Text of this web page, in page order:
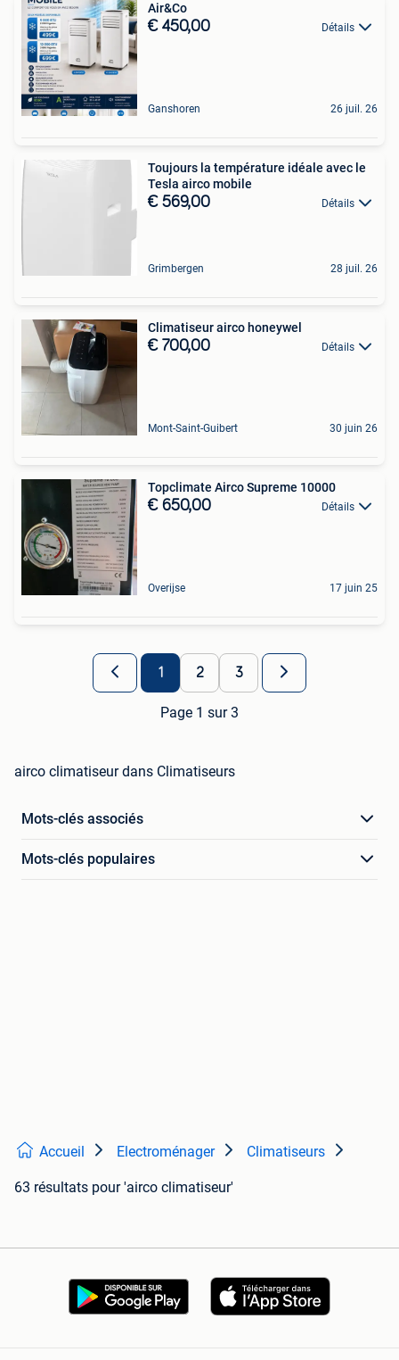
Air&Co
€ 450,00 Détails
Ganshoren 26 juil. 26
Toujours la température idéale avec le
Tesla airco mobile
€ 569,00 Détails
Grimbergen 28 juil. 26
Climatiseur airco honeywel
€ 700,00 Détails
Mont-Saint-Guibert 30 juin 26
Topclimate Airco Supreme 10000
€ 650,00 Détails
Overijse 17 juin 25
1 2 3
Page 1 sur 3
airco climatiseur dans Climatiseurs
Mots-clés associés
Mots-clés populaires
Accueil Electroménager Climatiseurs
63 résultats pour 'airco climatiseur'